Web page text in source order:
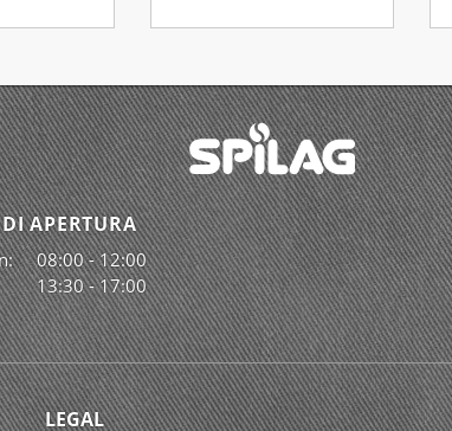
APERTURA
08:00 - 12:00
13:30 - 17:00
LEGAL